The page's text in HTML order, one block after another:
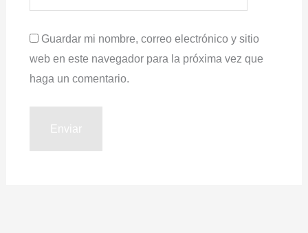
Guardar mi nombre, correo electrónico y sitio
web en este navegador para la próxima vez que
haga un comentario.